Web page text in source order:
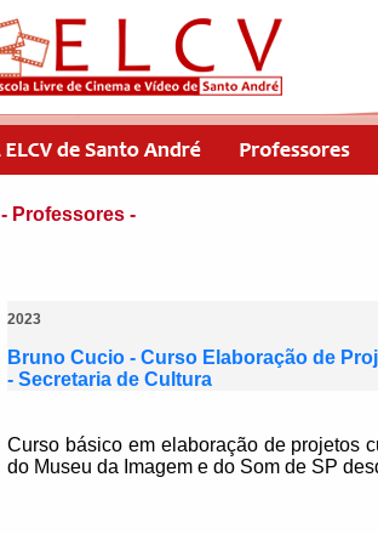
- Professores -
2023
Bruno Cucio - Curso Elaboração de
- Secretaria de Cultura
Curso básico em elaboração de projetos
do Museu da Imagem e do Som de SP